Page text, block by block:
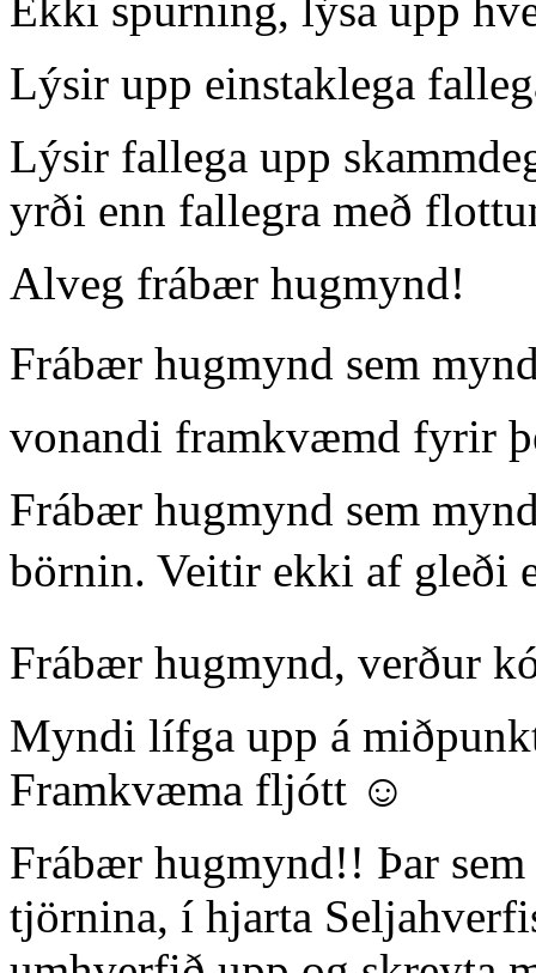
Lýsir upp einstaklega
Lýsir fallega upp
yrði enn fallegra með
Alveg frábær hugmynd!
Frábær hugmynd sem
vonandi framkvæmd fyrir
Frábær hugmynd sem
börnin. Veitir ekki af gleði
Frábær hugmynd, verður
Myndi lífga upp á
Framkvæma fljótt ☺️
Frábær hugmynd!! Þar
tjörnina, í hjarta